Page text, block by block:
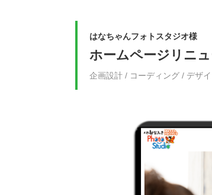
はなちゃんフォトスタジオ様
ホームページリニ
企画設計 / コーディング / デザ